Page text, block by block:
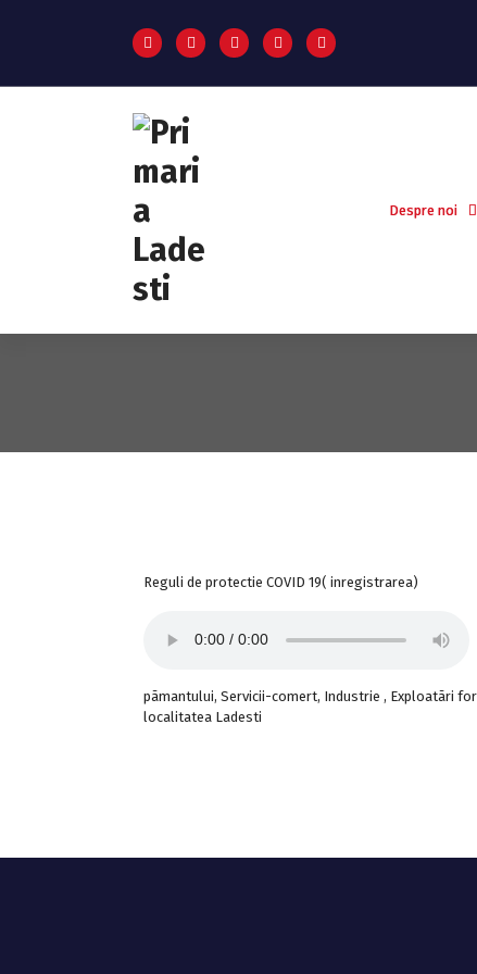
Despre noi
Reguli de protectie COVID 19( inregistrarea)
pãmantului, Servicii-comert, Industrie , Exploatãri
localitatea Ladesti